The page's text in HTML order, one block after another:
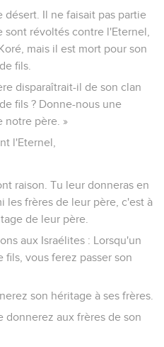
désert. Il ne faisait pas partie
révoltés contre l'Eternel,
mais il est mort pour son
fils.
disparaîtrait-il de son clan
fils ? Donne-nous une
notre père. »
l'Eternel,
raison. Tu leur donneras en
les frères de leur père, c'est à
de leur père.
aux Israélites : Lorsqu'un
fils, vous ferez passer son
son héritage à ses frères.
donnerez aux frères de son